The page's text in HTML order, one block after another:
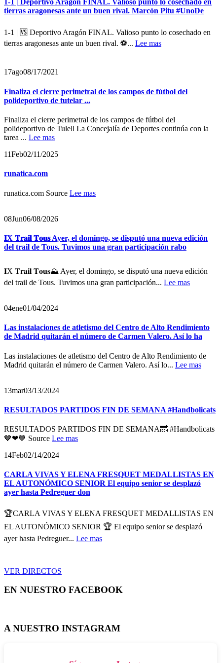
1-1 | Deportivo Aragón FINAL. Valioso punto lo cosechado en
tierras aragonesas ante un buen rival. Marcón Pitu #UnoDe
1-1 | 🆚 Deportivo Aragón FINAL. Valioso punto lo cosechado en
tierras aragonesas ante un buen rival. ⚽️... Lee mas
17ago08/17/2021
Finaliza el cierre perimetral de los campos de fútbol del
polideportivo de tutelar ...
Finaliza el cierre perimetral de los campos de fútbol del
polideportivo de Tulell La Concejalía de Deportes continúa con la
tarea ... Lee mas
11Feb02/11/2025
runatica.com
runatica.com Source Lee mas
08Jun06/08/2026
𝐈X 𝐓𝐫𝐚𝐢𝐥 𝐓𝐨𝐮𝐬 Ayer, el domingo, se disputó una nueva edición
del trail de Tous. Tuvimos una gran participación rabo
𝐈X 𝐓𝐫𝐚𝐢𝐥 𝐓𝐨𝐮𝐬⛰️ Ayer, el domingo, se disputó una nueva edición
del trail de Tous. Tuvimos una gran participación... Lee mas
04ene01/04/2024
Las instalaciones de atletismo del Centro de Alto Rendimiento
de Madrid quitarán el número de Carmen Valero. Así lo ha
Las instalaciones de atletismo del Centro de Alto Rendimiento de
Madrid quitarán el número de Carmen Valero. Así lo... Lee mas
13mar03/13/2024
RESULTADOS PARTIDOS FIN DE SEMANA #Handbolicats
RESULTADOS PARTIDOS FIN DE SEMANA🔜 #Handbolicats
💙❤💙 Source Lee mas
14Feb02/14/2024
CARLA VIVAS Y ELENA FRESQUET MEDALLISTAS EN
EL AUTONÓMICO SENIOR El equipo senior se desplazó
ayer hasta Pedreguer don
🏆CARLA VIVAS Y ELENA FRESQUET MEDALLISTAS EN
EL AUTONÓMICO SENIOR 🏆 El equipo senior se desplazó
ayer hasta Pedreguer... Lee mas
VER DIRECTOS
EN NUESTRO FACEBOOK
A NUESTRO INSTAGRAM